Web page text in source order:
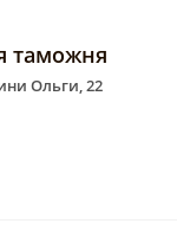
таможня
Ольги, 22